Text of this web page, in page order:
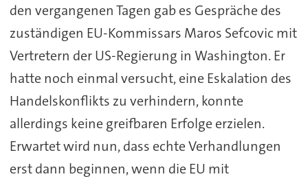
den vergangenen Tagen gab es Gespräche des
zuständigen EU-Kommissars Maros Sefcovic mit
Vertretern der US-Regierung in Washington. Er
hatte noch einmal versucht, eine Eskalation des
Handelskonflikts zu verhindern, konnte
allerdings keine greifbaren Erfolge erzielen.
Erwartet wird nun, dass echte Verhandlungen
erst dann beginnen, wenn die EU mit